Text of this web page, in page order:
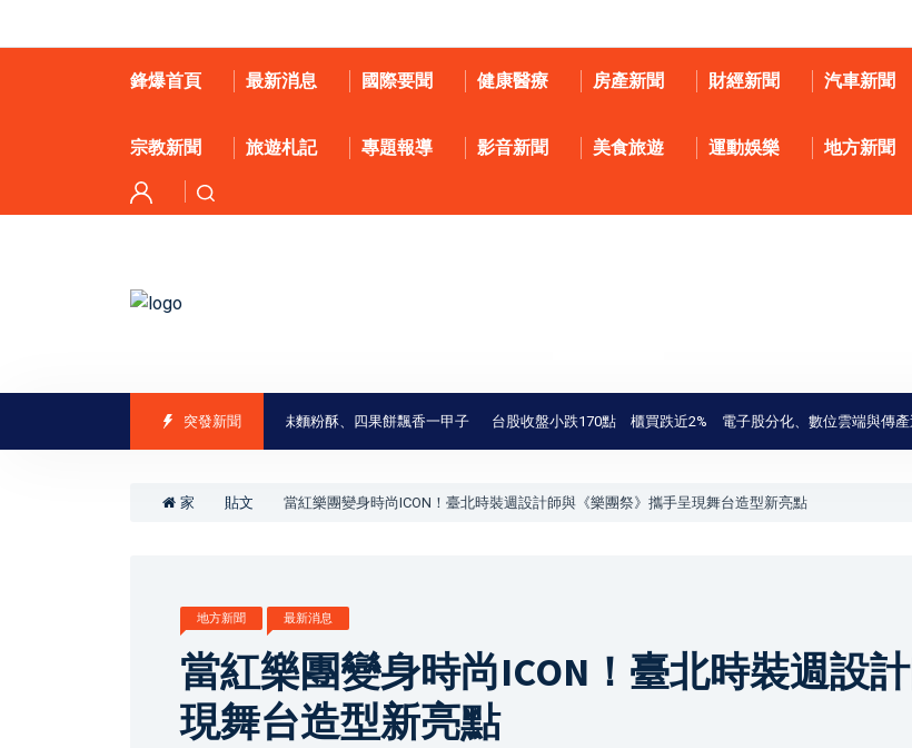
鋒爆首頁 最新消息 國際要聞 健康醫療 房產新聞 財經新聞 汽車新聞
宗教新聞 旅遊札記 專題報導 影音新聞 美食旅遊 運動娛樂 地方新聞
突發新聞
」走進喜樹老街 義美香餅舖古早味麵粉酥、四果餅飄香一甲子 台股收盤小跌170點 櫃買跌近2% 電子股分化、數位雲端與傳產逆勢撐盤
家 貼文 當紅樂團變身時尚ICON！臺北時裝週設計師與《樂團祭》攜手呈現舞台造型新亮點
地方新聞 最新消息
當紅樂團變身時尚ICON！臺北時裝週設
現舞台造型新亮點